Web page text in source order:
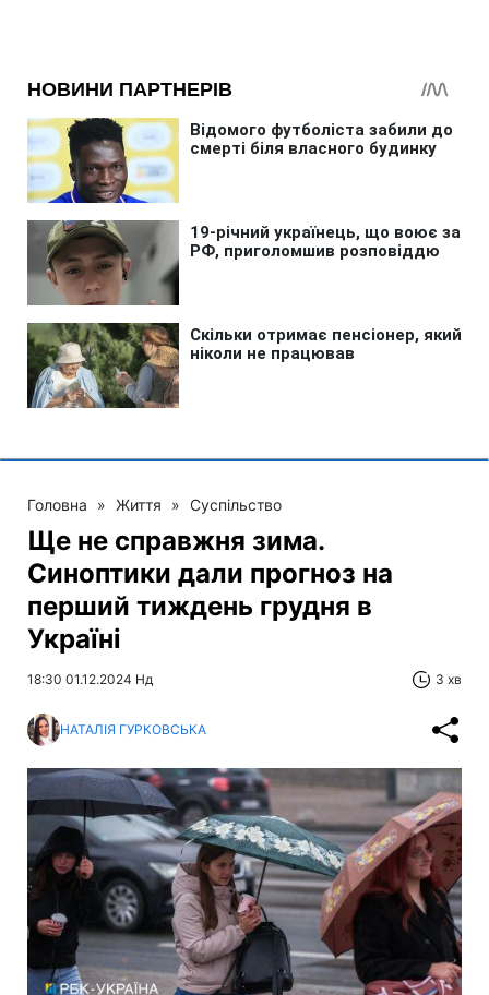
Головна » Життя » Суспільство
Ще не справжня зима.
Синоптики дали прогноз на
перший тиждень грудня в
Україні
18:30 01.12.2024 Нд 3 хв
НАТАЛІЯ ГУРКОВСЬКА